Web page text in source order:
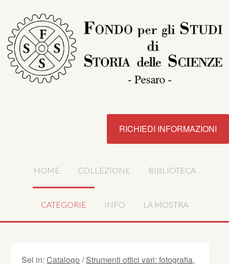
RICHIEDI INFORMAZIONI
HOME COLLEZIONE BIBLIOTECA
CATEGORIE INFO LA MOSTRA
Sei in:Catalogo / Strumenti ottici vari: fotografia,